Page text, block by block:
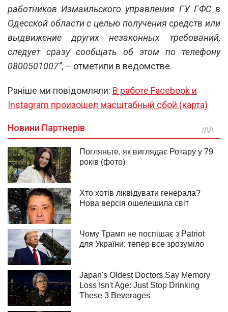
работников Измаильского управления ГУ ГФС в
Одесской области с целью получения средств или
выдвижение других незаконных требований,
следует сразу сообщать об этом по телефону
0800501007”, – отметили в ведомстве.
Раніше ми повідомляли: В работе Facebook и
Instagram произошел масштабный сбой (карта)